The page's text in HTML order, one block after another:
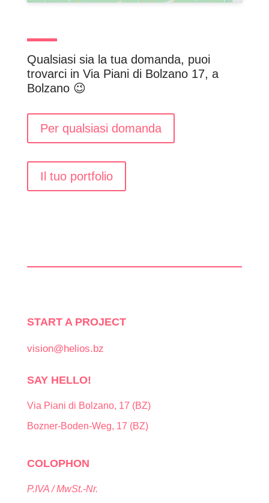
Qualsiasi sia la tua domanda, puoi
trovarci in Via Piani di Bolzano 17, a
Bolzano 😉
Per qualsiasi domanda
Il tuo portfolio
START A PROJECT
vision@helios.bz
SAY HELLO!
Via Piani di Bolzano, 17 (BZ)
Bozner-Boden-Weg, 17 (BZ)
COLOPHON
P.IVA / MwSt.-Nr.